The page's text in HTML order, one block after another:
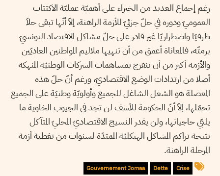
رغم إجماع العديد من الخبراء على أهميّة عمليّة الاكتتاب
العموميّ ودوره في حلّ جزئيّ للأزمة الراهنة، إلاّ أنّها تبقى حلاّ
ظرفيّا واضطراريّا غير قادر على حلّ مشاكل الاقتصاد التونسيّ
برمتّه، فالمعاناة أعمق من أن تنهيها ملاليم المواطنين العاديّين
والأزمة أكبر من أن تنفرج بمساهمات الشركات الوطنيّة المنهكة
أصلا من ارتدادات الوضع الاقتصاديّ، ورغم أنّ حلّ هذه
المعضلة هو الشغل الشاغل للجميع وأولويّة وطنيّة على الجميع
تحمّلها، إلاّ أنّ الحكومة للأسف لن تجد في الجيوب الخاوية ما
يلبّي حاجياتها، ولن يقدر النسيج الاقتصاديّ المحليّ المتآكل
نتيجة تراكم المشاكل الهيكليّة الممتدّة لسنوات من تغطية أزمة
المرحلة الراهنة.
Crise
Dette
Gouvernement Jomaa